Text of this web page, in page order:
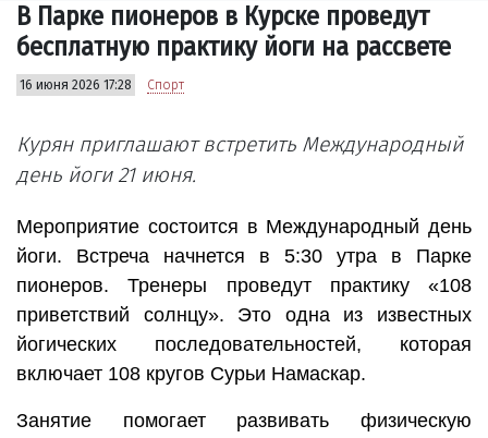
В Парке пионеров в Курске проведут
бесплатную практику йоги на рассвете
16 июня 2026 17:28 Спорт
Курян приглашают встретить Международный
день йоги 21 июня.
Мероприятие состоится в Международный день
йоги. Встреча начнется в 5:30 утра в Парке
пионеров. Тренеры проведут практику «108
приветствий солнцу». Это одна из известных
йогических последовательностей, которая
включает 108 кругов Сурьи Намаскар.
Занятие помогает развивать физическую